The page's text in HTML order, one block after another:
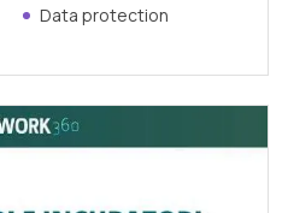
Data protection